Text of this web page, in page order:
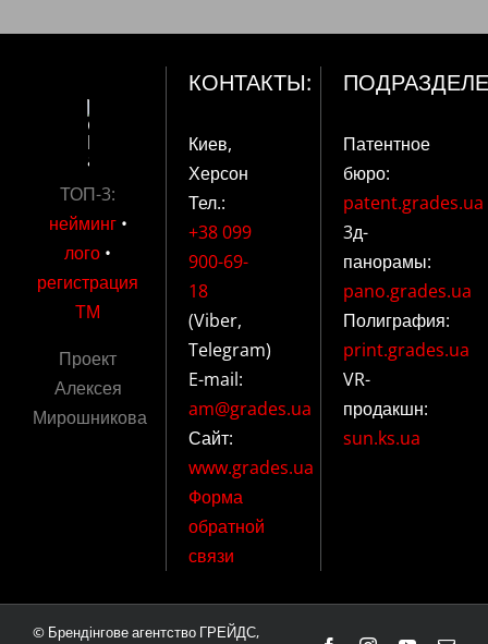
ТОП-3:
нейминг•
лого •
регистрация
ТМ
Проект
Алексея
Мирошникова
КОНТАКТЫ:
Киев,
Херсон
Тел.:
+38 099
900-69-
18
(Viber,
Telegram)
E-mail:
am@grades.ua
Сайт:
www.grades.ua
Форма
обратной
связи
Патентное
бюро:
patent.grades.ua
3д-
панорамы:
pano.grades.ua
Полиграфия:
print.grades.ua
VR-
продакшн:
sun.ks.ua
© Брендінгове агентство ГРЕЙДС,